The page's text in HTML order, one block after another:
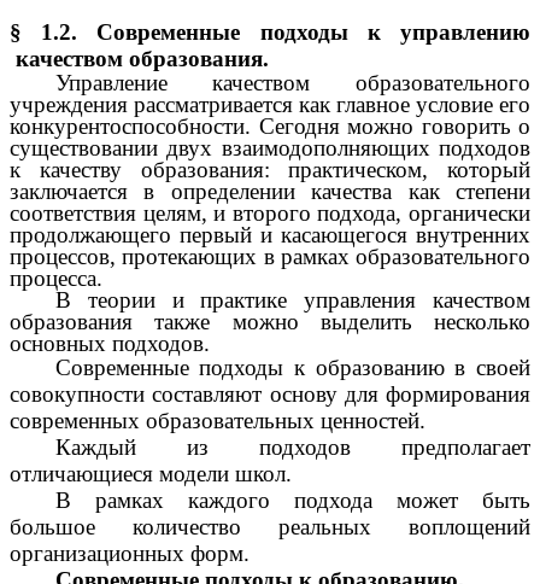
§ 1.2. Современные подходы к управлению
качеством образования.
Управление качеством образовательного
учреждения рассматривается как главное условие его
конкурентоспособности. Сегодня можно говорить о
существовании двух взаимодополняющих подходов
к качеству образования: практическом, который
заключается в определении качества как степени
соответствия целям, и второго подхода, органически
продолжающего первый и касающегося внутренних
процессов, протекающих в рамках образовательного
процесса.
В теории и практике управления качеством
образования также можно выделить несколько
основных подходов.
Современные подходы к образованию в своей
совокупности составляют основу для формирования
современных образовательных ценностей.
Каждый из подходов предполагает
отличающиеся модели школ.
В рамках каждого подхода может быть
большое количество реальных воплощений
организационных форм.